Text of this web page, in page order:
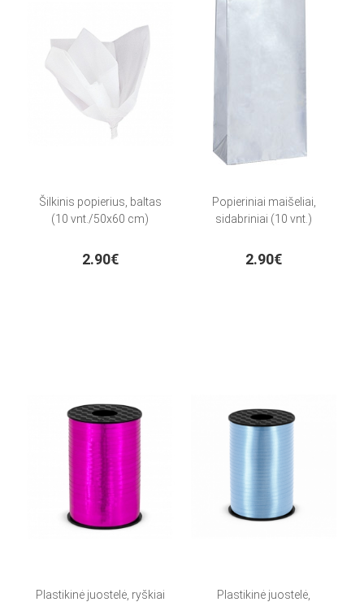
Šilkinis popierius, baltas
(10 vnt./50x60 cm)
2.90€
Popieriniai maišeliai,
sidabriniai (10 vnt.)
2.90€
Plastikinė juostelė, ryškiai
Plastikinė juostelė,